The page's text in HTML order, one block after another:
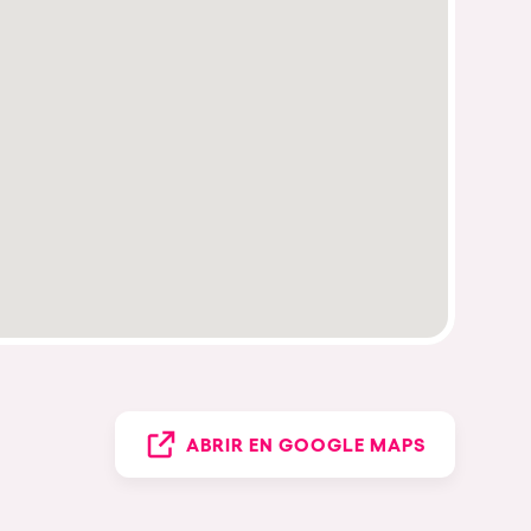
ABRIR EN GOOGLE MAPS